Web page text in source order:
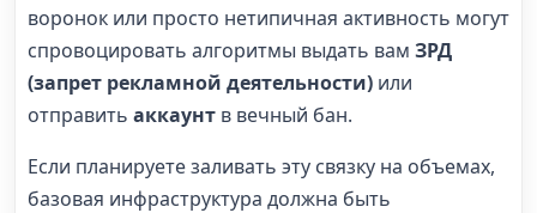
воронок или просто нетипичная активность могут
спровоцировать алгоритмы выдать вам ЗРД
(запрет рекламной деятельности) или
отправить аккаунт в вечный бан.
Если планируете заливать эту связку на объемах,
базовая инфраструктура должна быть